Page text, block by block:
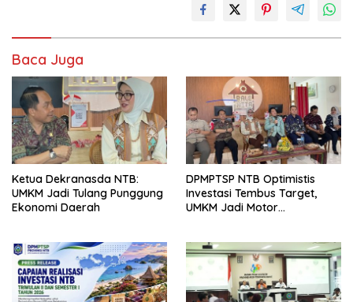
Baca Juga
Ketua Dekranasda NTB:
UMKM Jadi Tulang Punggung
Ekonomi Daerah
DPMPTSP NTB Optimistis
Investasi Tembus Target,
UMKM Jadi Motor